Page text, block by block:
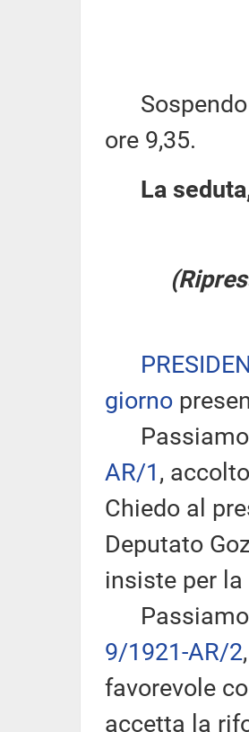
Sospendo
ore 9,35.
La
giorno
Passiamo
AR/1,
Chiedo al
Deputato
insiste per
Passiamo
9/1921-AR/2
favorevole
accetta la